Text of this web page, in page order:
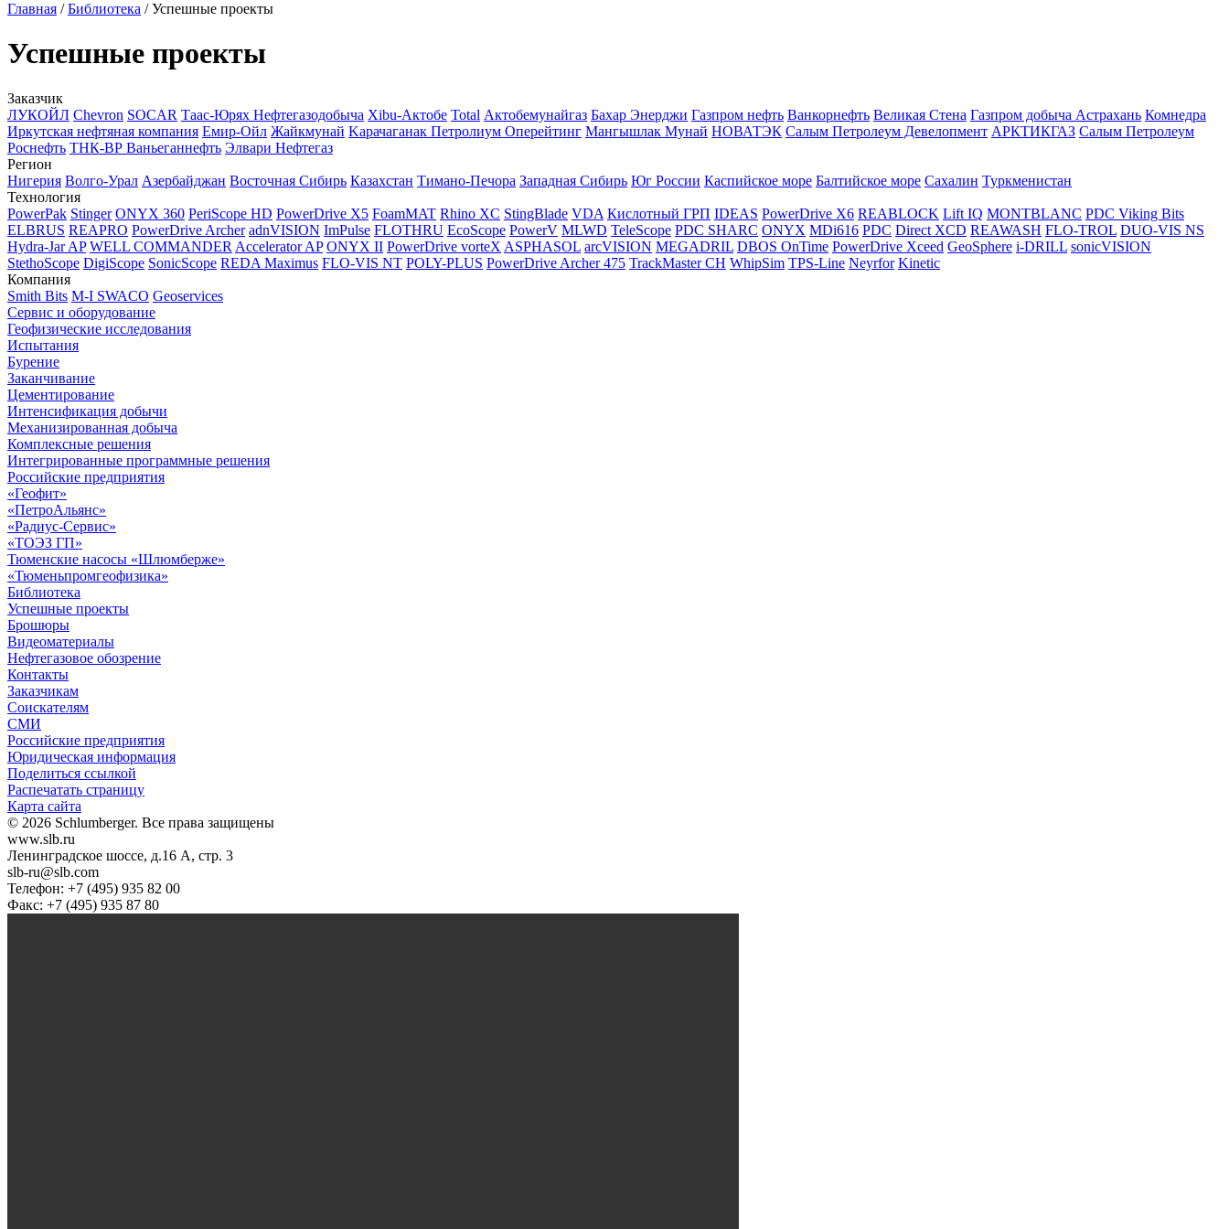
Главная /Библиотека /Успешные проекты
Успешные проекты
Заказчик
ЛУКОЙЛ Chevron SOCAR Таас-Юрях Нефтегазодобыча Xibu-Актобе Total Актобемунайгаз Бахар Энерджи Газпром нефть Ванкорнефть Великая Стена Газпром добыча Астрахань Комнедра
Иркутская нефтяная компания Емир-Ойл Жайкмунай Kарачаганак Петролиум Оперейтинг Мангышлак Мунай НОВАТЭК Салым Петролеум Девелопмент АРКТИКГАЗ Салым Петролеум
Роснефть ТНК-ВР Ваньеганнефть Элвари Нефтегаз
Регион
Нигерия Волго-Урал Азербайджан Восточная Сибирь Казахстан Тимано-Печора Западная Сибирь Юг России Каспийское море Балтийское море Сахалин Туркменистан
Технология
PowerPak Stinger ONYX 360 PeriScope HD PowerDrive X5 FoamMAT Rhino XC StingBlade VDA Кислотный ГРП IDEAS PowerDrive X6 REABLOCK Lift IQ MONTBLANC PDC Viking Bits
ELBRUS REAPRO PowerDrive Archer adnVISION ImPulse FLOTHRU EcoScope PowerV MLWD TeleScope PDC SHARC ONYX MDi616 PDC Direct XCD REAWASH FLO-TROL DUO-VIS NS
Hydra-Jar AP WELL COMMANDER Accelerator AP ONYX II PowerDrive vorteX ASPHASOL arcVISION MEGADRIL DBOS OnTime PowerDrive Xceed GeoSphere i-DRILL sonicVISION
StethoScope DigiScope SonicScope REDA Maximus FLO-VIS NT POLY-PLUS PowerDrive Archer 475 TrackMaster CH WhipSim TPS-Line Neyrfor Kinetic
Компания
Smith Bits M-I SWACO Geoservices
Сервис и оборудование
Геофизические исследования
Испытания
Бурение
Заканчивание
Цементирование
Интенсификация добычи
Механизированная добыча
Комплексные решения
Интегрированные программные решения
Российские предприятия
«Геофит»
«ПетроАльянс»
«Радиус-Сервис»
«ТОЭЗ ГП»
Тюменские насосы «Шлюмберже»
«Тюменьпромгеофизика»
Библиотека
Успешные проекты
Брошюры
Видеоматериалы
Нефтегазовое обозрение
Контакты
Заказчикам
Соискателям
СМИ
Российские предприятия
Юридическая информация
Поделиться ссылкой
Распечатать страницу
Карта сайта
© 2026 Schlumberger. Все права защищены
www.slb.ru
Ленинградское шоссе, д.16 А, стр. 3
slb-ru@slb.com
Телефон: +7 (495) 935 82 00
Факс: +7 (495) 935 87 80